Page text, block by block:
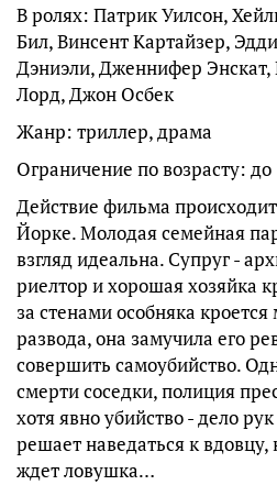
В ролях: Патрик Уилсон,
Бил, Винсент Картайзер,
Дэниэли, Дженнифер
Лорд, Джон Осбек
Жанр: триллер, драма
Ограничение по возрасту: до
Действие фильма
Йорке. Молодая семейная
взгляд идеальна. Супруг -
риелтор и хорошая хозяйка
за стенами особняка
развода, она замучила его
совершить самоубийство.
смерти соседки, полиция
хотя явно убийство - дело
решает наведаться к вдовцу,
ждет ловушка…